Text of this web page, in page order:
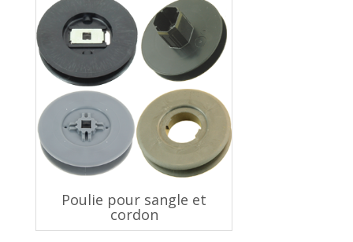
Poulie pour sangle et
cordon